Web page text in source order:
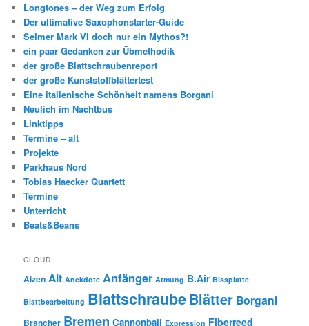
Longtones – der Weg zum Erfolg
Der ultimative Saxophonstarter-Guide
Selmer Mark VI doch nur ein Mythos?!
ein paar Gedanken zur Übmethodik
der große Blattschraubenreport
der große Kunststoffblättertest
Eine italienische Schönheit namens Borgani
Neulich im Nachtbus
Linktipps
Termine – alt
Projekte
Parkhaus Nord
Tobias Haecker Quartett
Termine
Unterricht
Beats&Beans
CLOUD
Aizen Alt Anekdote Anfänger Atmung B.Air Bissplatte
Blattbearbeitung BlattschraubeBlätter Borgani
Brancher Bremen Cannonball Expression Fiberreed